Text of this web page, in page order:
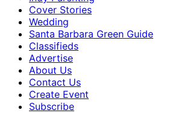
Cover Stories
Wedding
Santa Barbara Green Guide
Classifieds
Advertise
About Us
Contact Us
Create Event
Subscribe